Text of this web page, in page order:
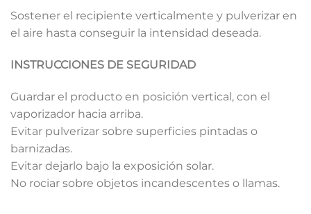
Sostener el recipiente verticalmente y pulverizar en
el aire hasta conseguir la intensidad deseada.
INSTRUCCIONES DE SEGURIDAD
Guardar el producto en posición vertical, con el
vaporizador hacia arriba.
Evitar pulverizar sobre superficies pintadas o
barnizadas.
Evitar dejarlo bajo la exposición solar.
No rociar sobre objetos incandescentes o llamas.